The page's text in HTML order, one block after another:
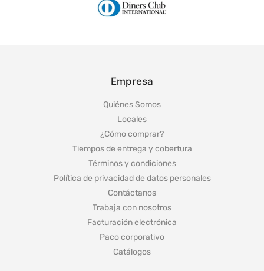
Empresa
Quiénes Somos
Locales
¿Cómo comprar?
Tiempos de entrega y cobertura
Términos y condiciones
Política de privacidad de datos personales
Contáctanos
Trabaja con nosotros
Facturación electrónica
Paco corporativo
Catálogos